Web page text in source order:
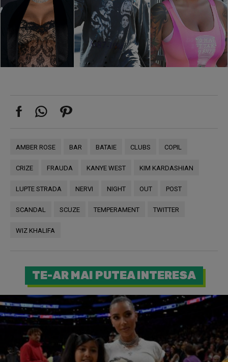
AMBER ROSE BAR BATAIE CLUBS COPIL
CRIZE FRAUDA KANYE WEST KIM KARDASHIAN
LUPTE STRADA NERVI NIGHT OUT POST
SCANDAL SCUZE TEMPERAMENT TWITTER
WIZ KHALIFA
TE-AR MAI PUTEA INTERESA